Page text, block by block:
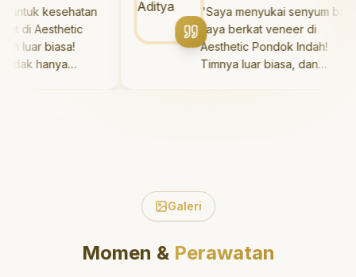
Sangat direkomendasikan!"
daerah yang
kesehatan
di Aesthetic
biasa!
hanya
Saya menyukai senyum baru
saya berkat veneer di
Aesthetic Pondok Indah!
Timnya luar biasa, dan
Galeri
Momen &Perawatan